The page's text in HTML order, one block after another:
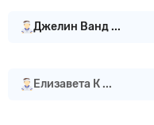
Джелин Ванд ...
Елизавета К ...